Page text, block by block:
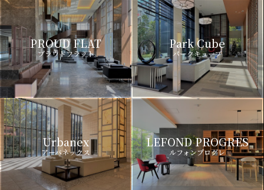
PROUD FLAT
プラウドフラット
Park Cube
パークキューブ
Urbanex
アーバネックス
LEFOND PROGRES
ルフォンプログレ